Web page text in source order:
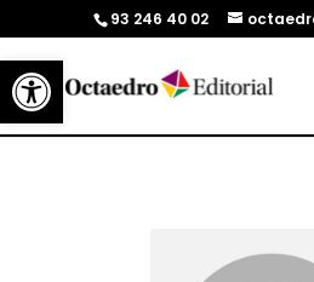
Abrir barra de herramientas
93 246 40 02